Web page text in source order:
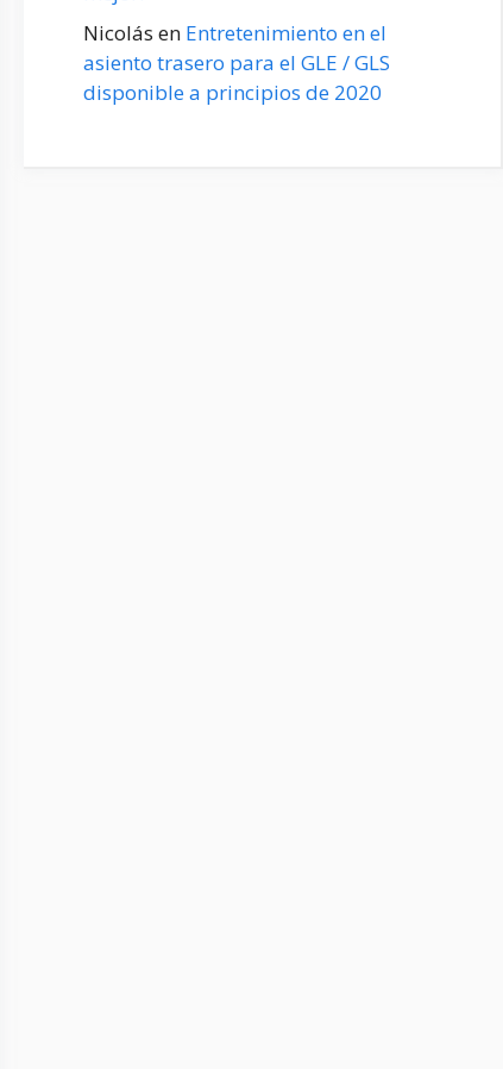
Nicolás en Entretenimiento en el
asiento trasero para el GLE / GLS
disponible a principios de 2020